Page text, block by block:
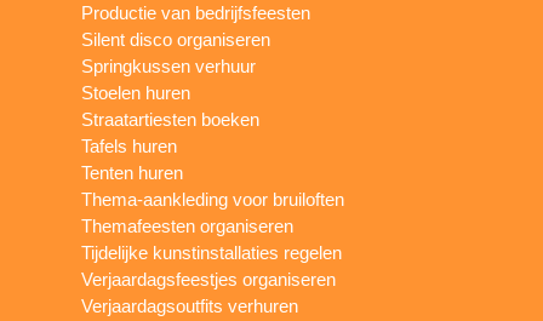
Productie van bedrijfsfeesten
Silent disco organiseren
Springkussen verhuur
Stoelen huren
Straatartiesten boeken
Tafels huren
Tenten huren
Thema-aankleding voor bruiloften
Themafeesten organiseren
Tijdelijke kunstinstallaties regelen
Verjaardagsfeestjes organiseren
Verjaardagsoutfits verhuren